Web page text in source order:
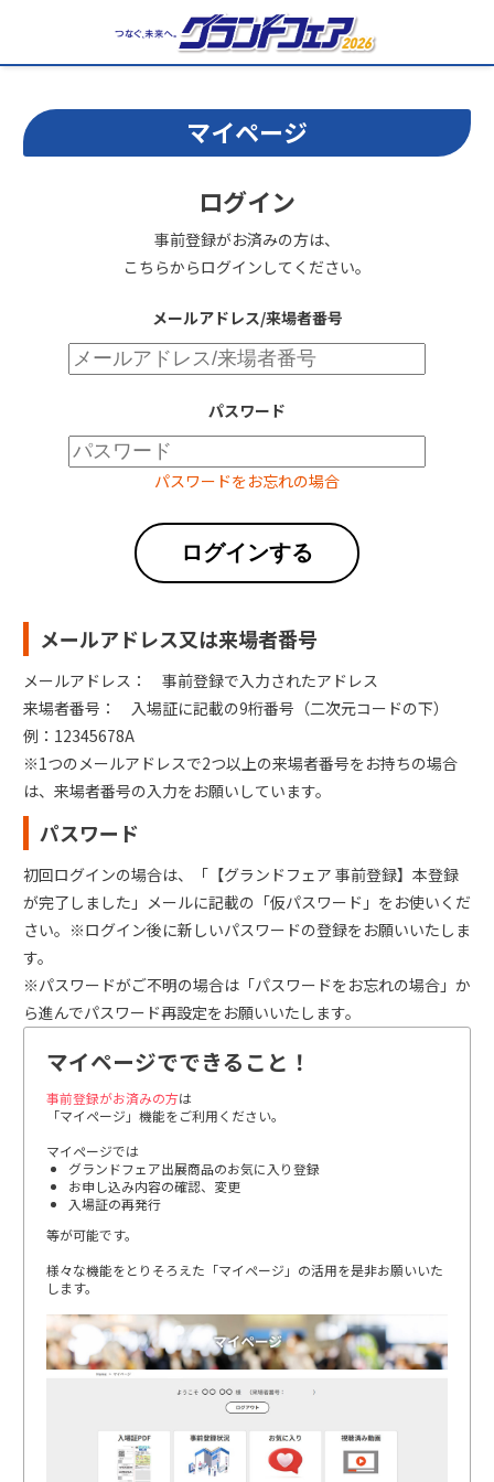
マイページ
ログイン
事前登録がお済みの方は、
こちらからログインしてください。
メールアドレス/来場者番号
パスワード
パスワードをお忘れの場合
ログインする
メールアドレス又は来場者番号
メールアドレス： 事前登録で入力されたアドレス
来場者番号： 入場証に記載の9桁番号（二次元コードの下）
例：12345678A
※1つのメールアドレスで2つ以上の来場者番号をお持ちの場合
は、来場者番号の入力をお願いしています。
パスワード
初回ログインの場合は、「【グランドフェア 事前登録】本登録
が完了しました」メールに記載の「仮パスワード」をお使いくだ
さい。※ログイン後に新しいパスワードの登録をお願いいたしま
す。
※パスワードがご不明の場合は「パスワードをお忘れの場合」か
ら進んでパスワード再設定をお願いいたします。
マイページでできること！
事前登録がお済みの方は
「マイページ」機能をご利用ください。
マイページでは
グランドフェア出展商品のお気に入り登録
お申し込み内容の確認、変更
入場証の再発行
等が可能です。
様々な機能をとりそろえた「マイページ」の活用を是非お願いいた
します。